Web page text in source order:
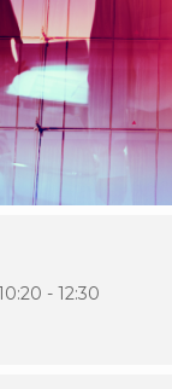
- 12:30